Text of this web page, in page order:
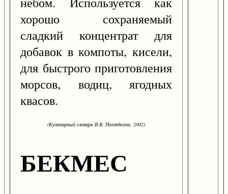
хорошо сохраняемый
сладкий концентрат для
добавок в компоты, кисели,
для быстрого приготовления
морсов, водиц, ягодных
квасов.
(Кулинарный словарь В.В. Похлебкина, 2002)
БЕКМЕС